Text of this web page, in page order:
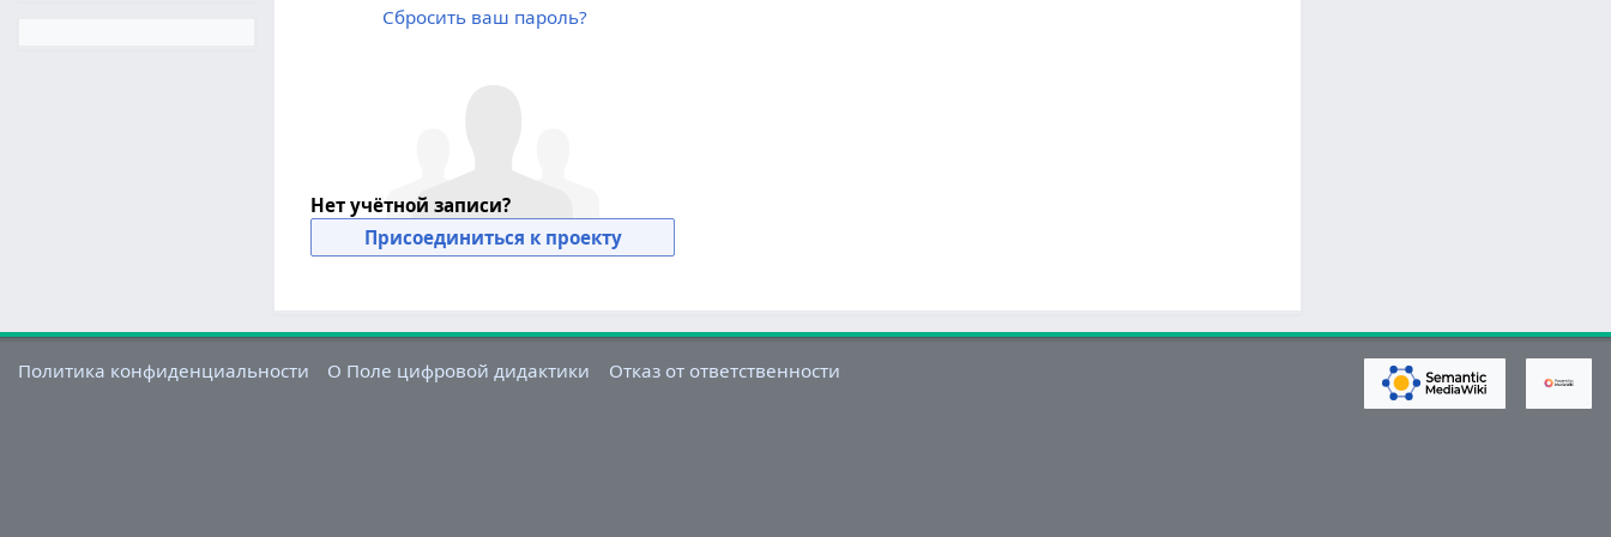
Сбросить ваш пароль?
Нет учётной записи?
Присоединиться к проекту
Политика конфиденциальности О Поле цифровой дидактики Отказ от ответственности